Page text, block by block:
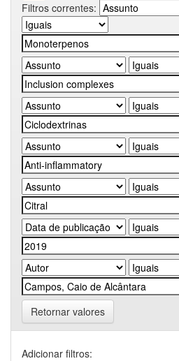
Filtros correntes:
Retornar valores
Adicionar filtros: